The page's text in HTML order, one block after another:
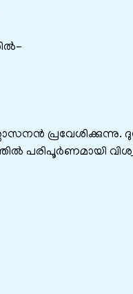
പ്രവേശിക്കുന്നു.
പരിപൂര്‍ണമായി